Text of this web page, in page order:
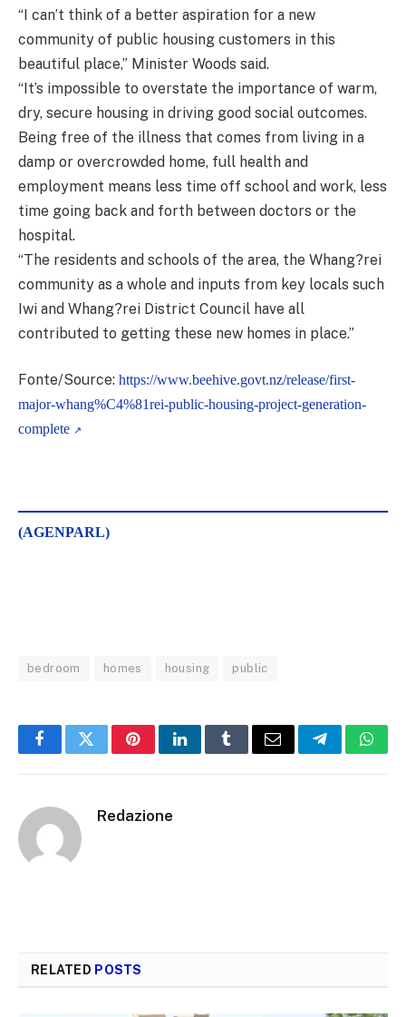
“I can’t think of a better aspiration for a new
community of public housing customers in this
beautiful place,” Minister Woods said.
“It’s impossible to overstate the importance of warm,
dry, secure housing in driving good social outcomes.
Being free of the illness that comes from living in a
damp or overcrowded home, full health and
employment means less time off school and work, less
time going back and forth between doctors or the
hospital.
“The residents and schools of the area, the Whang?rei
community as a whole and inputs from key locals such
Iwi and Whang?rei District Council have all
contributed to getting these new homes in place.”
Fonte/Source: https://www.beehive.govt.nz/release/first-
major-whang%C4%81rei-public-housing-project-generation-
complete
(AGENPARL)
bedroom homes housing public
FacebookTwitterPinterestLinkedInTumblrEmail Telegram
Redazione
RELATED POSTS